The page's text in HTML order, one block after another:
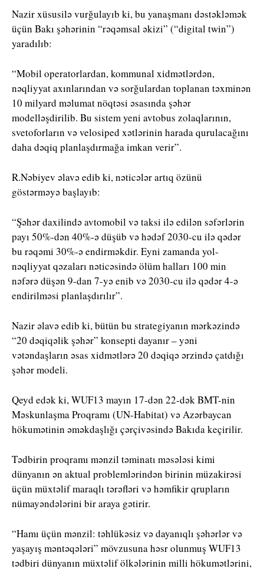
Nazir xüsusilə vurğulayıb ki, bu yanaşmanı dəstəkləmək
üçün Bakı şəhərinin “rəqəmsal əkizi” (“digital twin”)
yaradılıb:
“Mobil operatorlardan, kommunal xidmətlərdən,
nəqliyyat axınlarından və sorğulardan toplanan təxminən
10 milyard məlumat nöqtəsi əsasında şəhər
modelləşdirilib. Bu sistem yeni avtobus zolaqlarının,
svetoforların və velosiped xətlərinin harada qurulacağını
daha dəqiq planlaşdırmağa imkan verir”.
R.Nəbiyev əlavə edib ki, nəticələr artıq özünü
göstərməyə başlayıb:
“Şəhər daxilində avtomobil və taksi ilə edilən səfərlərin
payı 50%-dən 40%-ə düşüb və hədəf 2030-cu ilə qədər
bu rəqəmi 30%-ə endirməkdir. Eyni zamanda yol-
nəqliyyat qəzaları nəticəsində ölüm halları 100 min
nəfərə düşən 9-dan 7-yə enib və 2030-cu ilə qədər 4-ə
endirilməsi planlaşdırılır”.
Nazir əlavə edib ki, bütün bu strategiyanın mərkəzində
“20 dəqiqəlik şəhər” konsepti dayanır – yəni
vətəndaşların əsas xidmətlərə 20 dəqiqə ərzində çatdığı
şəhər modeli.
Qeyd edək ki, WUF13 mayın 17-dən 22-dək BMT-nin
Məskunlaşma Proqramı (UN-Habitat) və Azərbaycan
hökumətinin əməkdaşlığı çərçivəsində Bakıda keçirilir.
Tədbirin proqramı mənzil təminatı məsələsi kimi
dünyanın ən aktual problemlərindən birinin müzakirəsi
üçün müxtəlif maraqlı tərəfləri və həmfikir qrupların
nümayəndələrini bir araya gətirir.
“Hamı üçün mənzil: təhlükəsiz və dayanıqlı şəhərlər və
yaşayış məntəqələri” mövzusuna həsr olunmuş WUF13
tədbiri dünyanın müxtəlif ölkələrinin milli hökumətlərini,